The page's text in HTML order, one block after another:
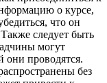
о курсе,
что он
следует быть
могут
они проводятся.
без